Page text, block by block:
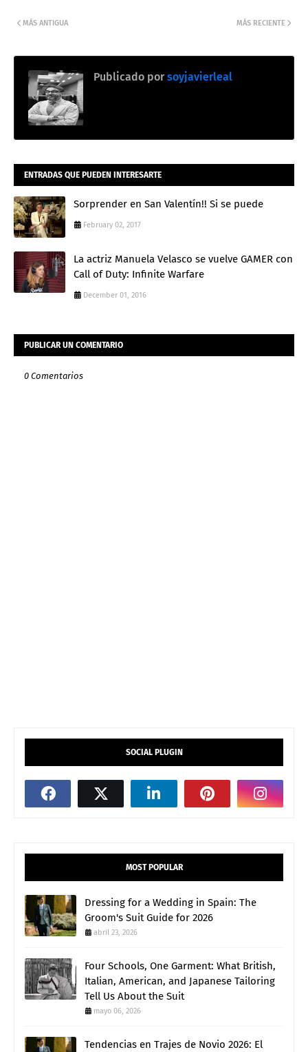
MÁS RECIENTE
MÁS ANTIGUA
Publicado por soyjavierleal
ENTRADAS QUE PUEDEN INTERESARTE
Sorprender en San Valentín!! Si se puede
February 02, 2017
La actriz Manuela Velasco se vuelve GAMER con
Call of Duty: Infinite Warfare
December 01, 2016
PUBLICAR UN COMENTARIO
0 Comentarios
SOCIAL PLUGIN
MOST POPULAR
Dressing for a Wedding in Spain: The
Groom's Suit Guide for 2026
abril 23, 2026
Four Schools, One Garment: What British,
Italian, American, and Japanese Tailoring
Tell Us About the Suit
mayo 06, 2026
Tendencias en Trajes de Novio 2026: El